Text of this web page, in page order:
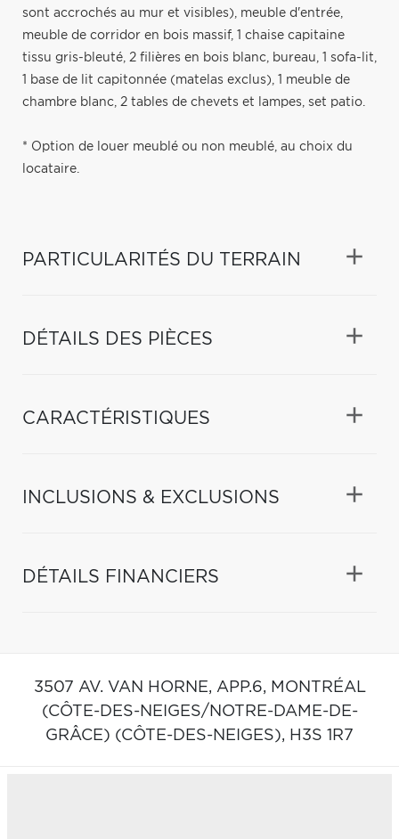
sont accrochés au mur et visibles), meuble d'entrée,
meuble de corridor en bois massif, 1 chaise capitaine
tissu gris-bleuté, 2 filières en bois blanc, bureau, 1 sofa-lit,
1 base de lit capitonnée (matelas exclus), 1 meuble de
chambre blanc, 2 tables de chevets et lampes, set patio.
* Option de louer meublé ou non meublé, au choix du
locataire.
PARTICULARITÉS DU TERRAIN
DÉTAILS DES PIÈCES
CARACTÉRISTIQUES
INCLUSIONS & EXCLUSIONS
DÉTAILS FINANCIERS
3507 AV. VAN HORNE, APP.6, MONTRÉAL
(CÔTE-DES-NEIGES/NOTRE-DAME-DE-
GRÂCE) (CÔTE-DES-NEIGES), H3S 1R7